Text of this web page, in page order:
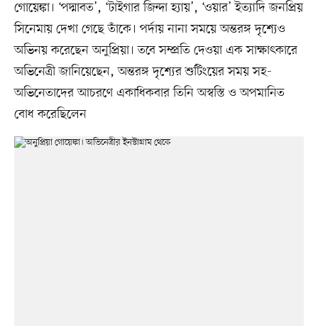
গোয়েঙ্কা। ‘পদ্মাবত’, ‘টাইগার জিন্দা হ্যায়’, ‘ওয়ার’ ইত্যাদি জনপ্রিয়
সিনেমায় দেখা গেছে তাঁকে। পর্দায় নানা সময়ে অন্তরঙ্গ দৃশ্যেও
অভিনয় করেছেন অনুপ্রিয়া। তবে সম্প্রতি দেওয়া এক সাক্ষাৎকারে
অভিনেত্রী জানিয়েছেন, অন্তরঙ্গ দৃশ্যের শুটিংয়ের সময় সহ-
অভিনেতাদের আচরণে একাধিকবার তিনি অস্বস্তি ও অপমানিত
বোধ করেছিলেন